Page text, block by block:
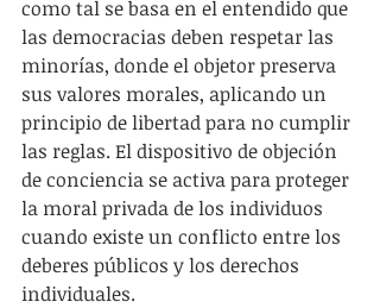
como tal se basa en el entendido que
las democracias deben respetar las
minorías, donde el objetor preserva
sus valores morales, aplicando un
principio de libertad para no cumplir
las reglas. El dispositivo de objeción
de conciencia se activa para proteger
la moral privada de los individuos
cuando existe un conflicto entre los
deberes públicos y los derechos
individuales.